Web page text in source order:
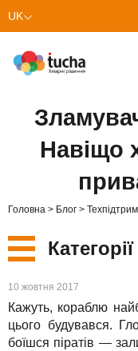
UK
TuchaBit+
TuchaMetal
TuchaBackup
Хмари для e-
Хостинг сайтів-
Віддалений офіс
Стати партнером
Відгуки
Компанія
Кар'єра
Навіщо
Головна Блог
Категорії
Нові
Сервіси
10 жовтня 2017
Кажуть, кораблю
цього будувався.
боїшся піратів —